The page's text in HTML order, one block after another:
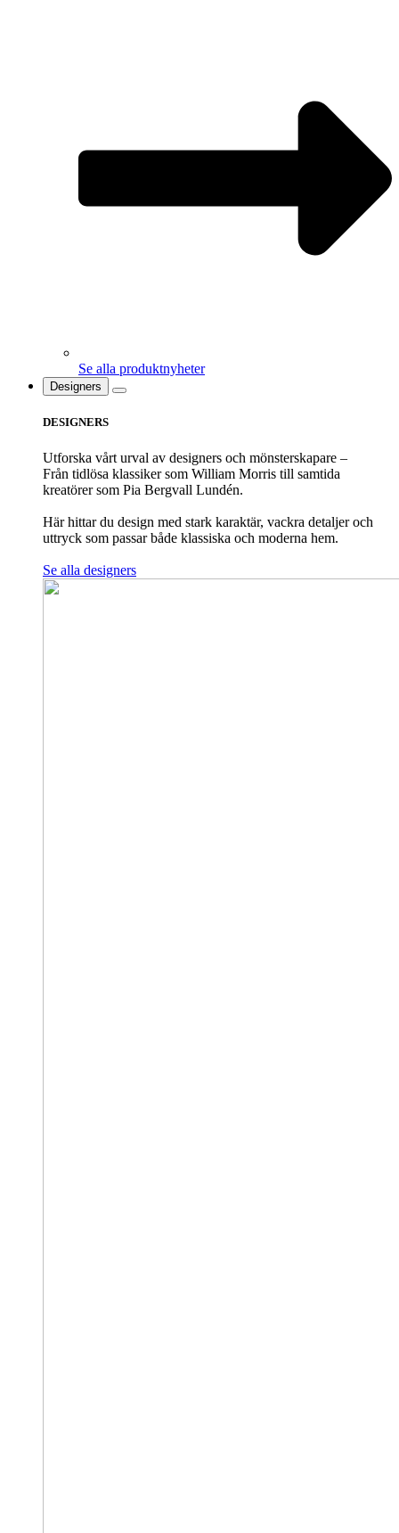
Se alla produktnyheter
Designers
DESIGNERS
Utforska vårt urval av designers och mönsterskapare –
Från tidlösa klassiker som William Morris till samtida
kreatörer som Pia Bergvall Lundén.
Här hittar du design med stark karaktär, vackra detaljer och
uttryck som passar både klassiska och moderna hem.
Se alla designers